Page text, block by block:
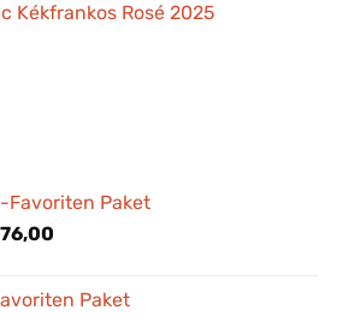
Kékfrankos Rosé 2025
Favoriten Paket
76,00Aktueller
€76,00.
Paket